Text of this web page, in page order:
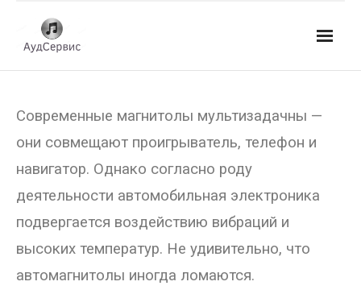
- Ремонт автомагнитол
- Ремонт усилителей и AV-ресиверов
- Ремонт микшерных пультов и консолей
- Ремонт активной акустики
- Ремонт домашних кинотеатров
Современные магнитолы мультизадачны —
они совмещают проигрыватель, телефон и
навигатор. Однако согласно роду
деятельности автомобильная электроника
подвергается воздействию вибраций и
высоких температур. Не удивительно, что
автомагнитолы иногда ломаются.